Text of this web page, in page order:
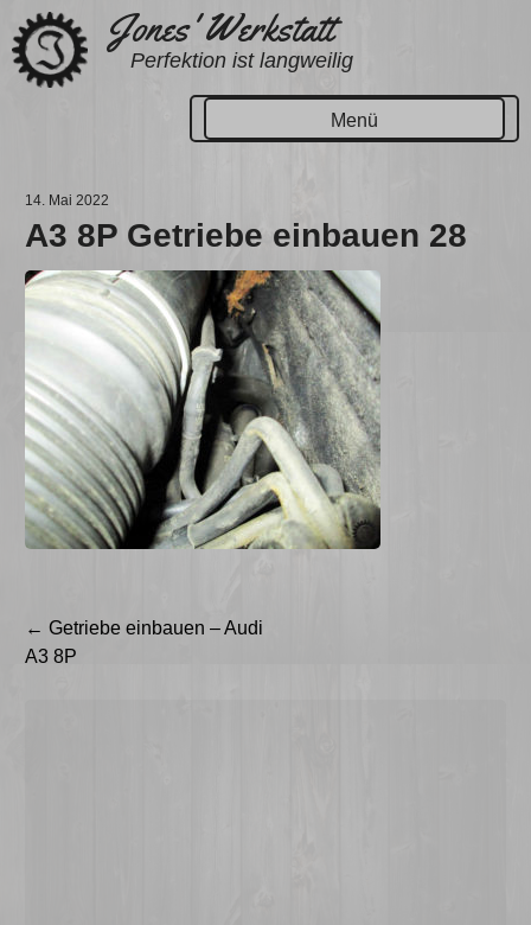
Zum
Inhalt
springen
Jones' Werkstatt
Perfektion ist langweilig
Menü
14. Mai 2022
A3 8P Getriebe einbauen 28
Beitragsnavigation
← Getriebe einbauen – Audi
A3 8P